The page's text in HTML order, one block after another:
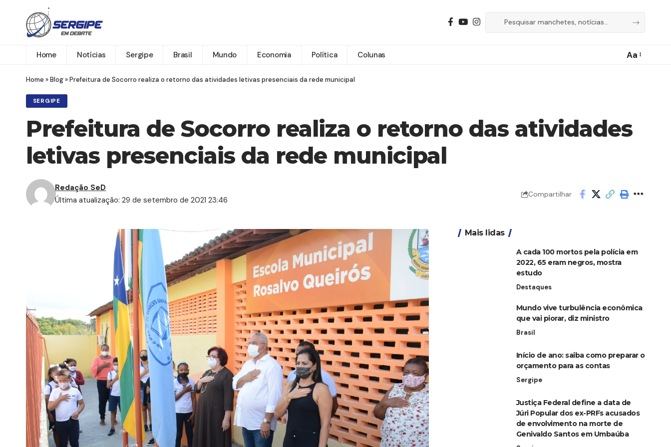
Home Notícias Sergipe Brasil Mundo Economia Política Colunas Aa
Home »Blog»Prefeitura de Socorro realiza o retorno das atividades letivas presenciais da rede municipal
SERGIPE
Prefeitura de Socorro realiza o retorno das atividades
letivas presenciais da rede municipal
Última atualização: 29 de setembro de 2021 23:46
Redação SeD
Compartilhar
Mais lidas
A cada 100 mortos pela polícia em
2022, 65 eram negros, mostra
estudo
Destaques
Mundo vive turbulência econômica
que vai piorar, diz ministro
Brasil
Início de ano: saiba como preparar o
orçamento para as contas
Sergipe
Justiça Federal define a data de
Júri Popular dos ex-PRFs acusados
de envolvimento na morte de
Genivaldo Santos em Umbaúba